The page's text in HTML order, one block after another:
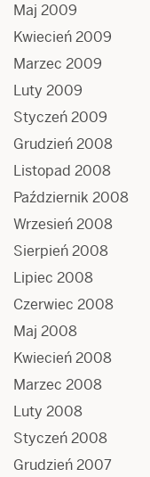
Maj 2009
Kwiecień 2009
Marzec 2009
Luty 2009
Styczeń 2009
Grudzień 2008
Listopad 2008
Październik 2008
Wrzesień 2008
Sierpień 2008
Lipiec 2008
Czerwiec 2008
Maj 2008
Kwiecień 2008
Marzec 2008
Luty 2008
Styczeń 2008
Grudzień 2007